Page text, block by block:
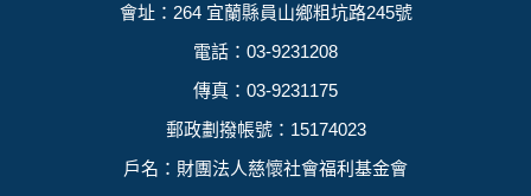
會址：264 宜蘭縣員山鄉粗坑路245號
電話：03-9231208
傳真：03-9231175
郵政劃撥帳號：15174023
戶名：財團法人慈懷社會福利基金會